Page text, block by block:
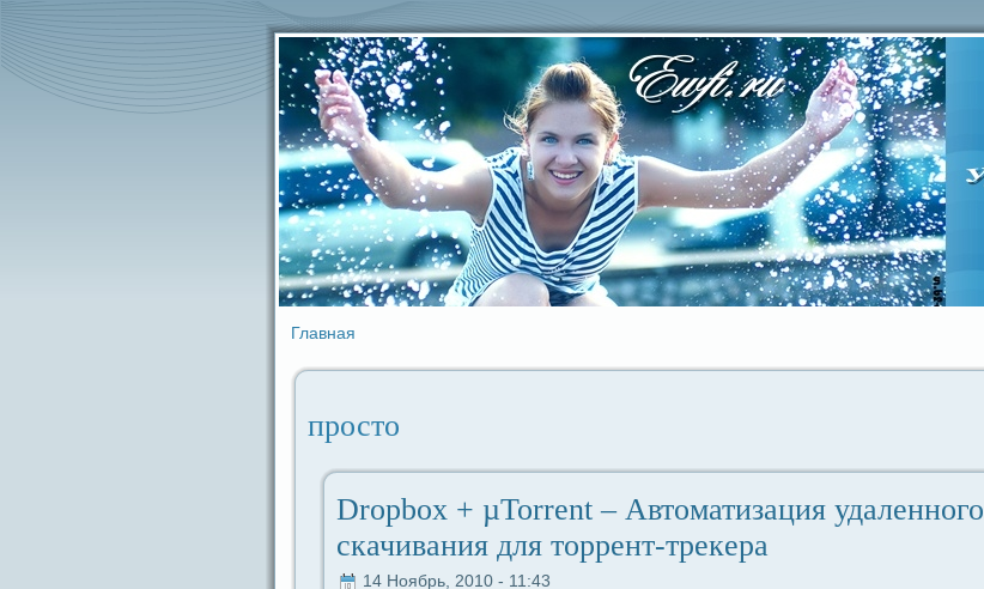
Главная
просто
Dropbox + µTorrent – Автоматизация удaленного
скачивания для торрент-трекepa
14 Ноябрь, 2010 - 11:43